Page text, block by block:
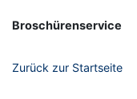
Broschürenservice
Zurück zur Startseite